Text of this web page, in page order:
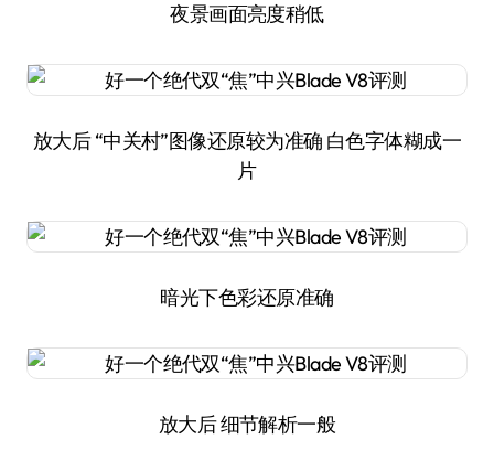
夜景画面亮度稍低
放大后 “中关村”图像还原较为准确 白色字体糊成一
片
暗光下色彩还原准确
放大后 细节解析一般